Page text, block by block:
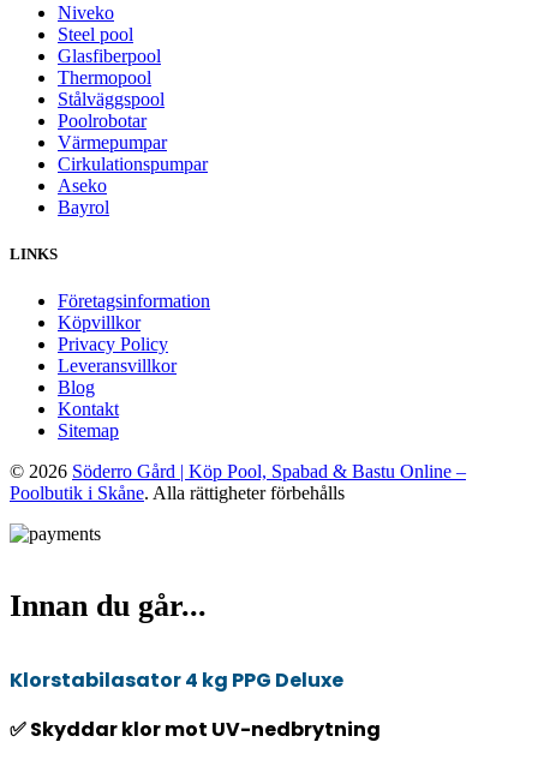
Niveko
Steel pool
Glasfiberpool
Thermopool
Stålväggspool
Poolrobotar
Värmepumpar
Cirkulationspumpar
Aseko
Bayrol
LINKS
Företagsinformation
Köpvillkor
Privacy Policy
Leveransvillkor
Blog
Kontakt
Sitemap
© 2026 Söderro Gård | Köp Pool, Spabad & Bastu Online –
Poolbutik i Skåne. Alla rättigheter förbehålls
Innan du går...
Klorstabilasator 4 kg PPG Deluxe
✅ Skyddar klor mot UV-nedbrytning